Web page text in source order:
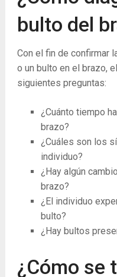
bulto del
Con el fin de confirmar
o un bulto en el brazo,
siguientes preguntas:
¿Cuánto tiempo
brazo?
¿Cuáles son los
individuo?
¿Hay algún
brazo?
¿El individuo
bulto?
¿Hay bultos
¿Cómo se